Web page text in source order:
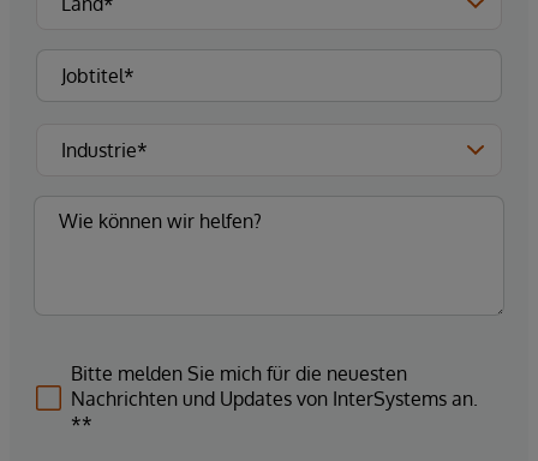
Bitte melden Sie mich für die neuesten
Nachrichten und Updates von InterSystems an.
**